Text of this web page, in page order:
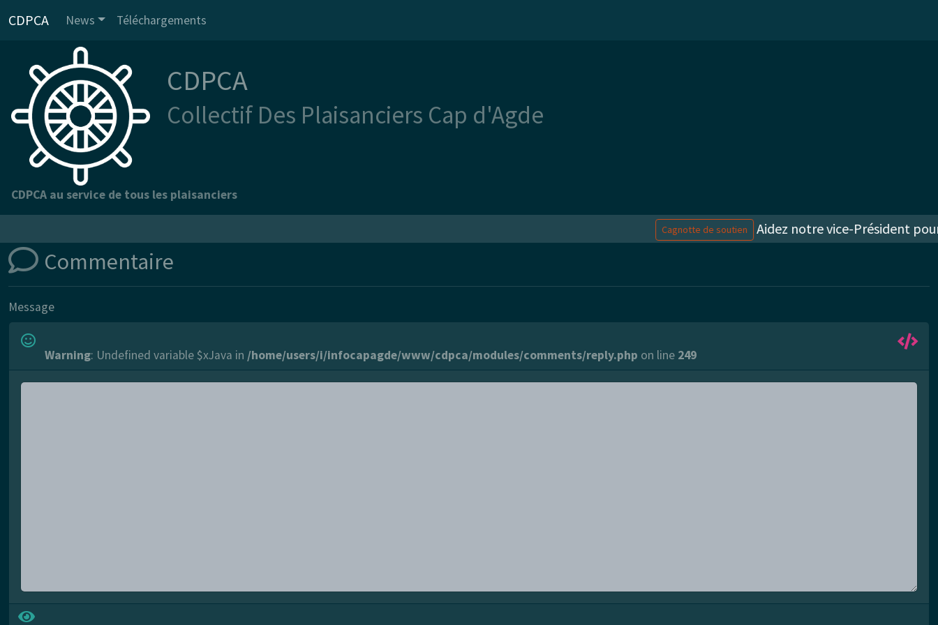
CDPCA News Téléchargements
CDPCA
Collectif Des Plaisanciers Cap d'Agde
CDPCA au service de tous les plaisanciers
Cagnotte de soutien Aidez notre vice-Président
Commentaire
Message
Warning: Undefined variable $xJava in /home/users/i/infocapagde/www/cdpca/modules/comments/reply.php on line 249